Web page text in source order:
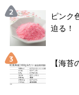
ピンク
迫る！
【海